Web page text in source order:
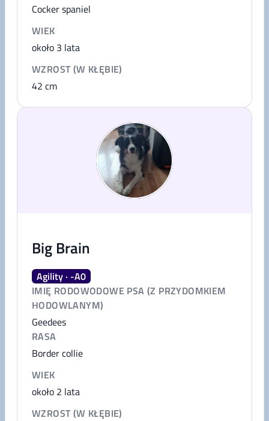
Cocker spaniel
WIEK
około 3 lata
WZROST (W KŁĘBIE)
42 cm
Big Brain
Agility · -A0
IMIĘ RODOWODOWE PSA (Z PRZYDOMKIEM
HODOWLANYM)
Geedees
RASA
Border collie
WIEK
około 2 lata
WZROST (W KŁĘBIE)